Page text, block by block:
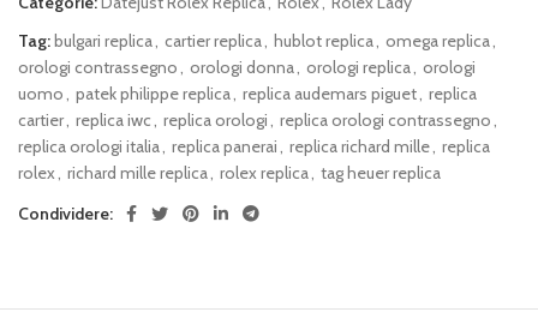
Tag:bulgari replica, cartier replica, hublot replica, omega replica,
orologi contrassegno, orologi donna, orologi replica, orologi
uomo, patek philippe replica, replica audemars piguet, replica
cartier, replica iwc, replica orologi, replica orologi contrassegno,
replica orologi italia, replica panerai, replica richard mille, replica
rolex, richard mille replica, rolex replica, tag heuer replica
Condividere: